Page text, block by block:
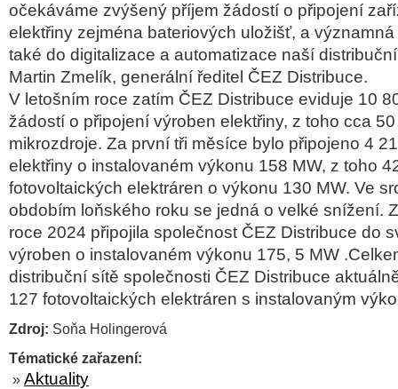
očekáváme zvýšený příjem žádostí o připojení
elektřiny zejména bateriových uložišť, a
také do digitalizace a automatizace naší
Martin Zmelík, generální ředitel ČEZ Distribuce.
V letošním roce zatím ČEZ Distribuce eviduje 10
žádostí o připojení výroben elektřiny, z toho cca
mikrozdroje. Za první tři měsíce bylo připojeno 4
elektřiny o instalovaném výkonu 158 MW, z toho
fotovoltaických elektráren o výkonu 130 MW. Ve
obdobím loňského roku se jedná o velké snížení.
roce 2024 připojila společnost ČEZ Distribuce do
výroben o instalovaném výkonu 175, 5 MW
distribuční sítě společnosti ČEZ Distribuce
127 fotovoltaických elektráren s instalovaným
Zdroj: Soňa Holingerová
Tématické zařazení:
» Aktuality